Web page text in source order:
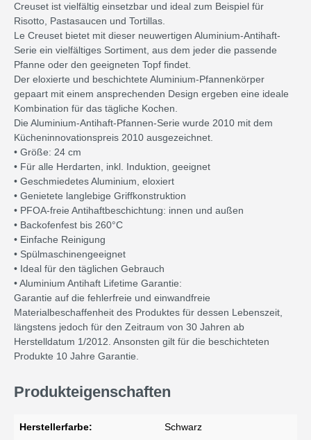
Creuset ist vielfältig einsetzbar und ideal zum Beispiel für
Risotto, Pastasaucen und Tortillas.
Le Creuset bietet mit dieser neuwertigen Aluminium-Antihaft-
Serie ein vielfältiges Sortiment, aus dem jeder die passende
Pfanne oder den geeigneten Topf findet.
Der eloxierte und beschichtete Aluminium-Pfannenkörper
gepaart mit einem ansprechenden Design ergeben eine ideale
Kombination für das tägliche Kochen.
Die Aluminium-Antihaft-Pfannen-Serie wurde 2010 mit dem
Kücheninnovationspreis 2010 ausgezeichnet.
• Größe: 24 cm
• Für alle Herdarten, inkl. Induktion, geeignet
• Geschmiedetes Aluminium, eloxiert
• Genietete langlebige Griffkonstruktion
• PFOA-freie Antihaftbeschichtung: innen und außen
• Backofenfest bis 260°C
• Einfache Reinigung
• Spülmaschinengeeignet
• Ideal für den täglichen Gebrauch
• Aluminium Antihaft Lifetime Garantie:
Garantie auf die fehlerfreie und einwandfreie
Materialbeschaffenheit des Produktes für dessen Lebenszeit,
längstens jedoch für den Zeitraum von 30 Jahren ab
Herstelldatum 1/2012. Ansonsten gilt für die beschichteten
Produkte 10 Jahre Garantie.
Produkteigenschaften
Herstellerfarbe: Schwarz